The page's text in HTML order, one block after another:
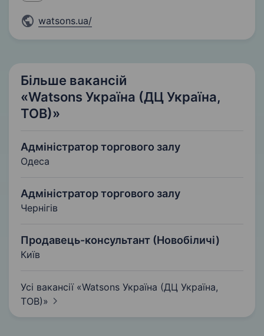
watsons.ua/
Більше вакансій
«Watsons Україна (ДЦ Україна,
ТОВ)»
Адміністратор торгового залу
Одеса
Адміністратор торгового залу
Чернігів
Продавець-консультант (Новобіличі)
Київ
Усі вакансії «Watsons Україна (ДЦ Україна,
ТОВ)»